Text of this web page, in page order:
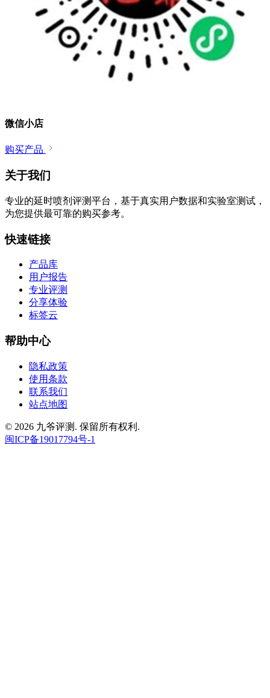
微信小店
购买产品
关于我们
专业的延时喷剂评测平台，基于真实用户数据和实验室测试，
为您提供最可靠的购买参考。
快速链接
产品库
用户报告
专业评测
分享体验
标签云
帮助中心
隐私政策
使用条款
联系我们
站点地图
© 2026 九爷评测. 保留所有权利.
闽ICP备19017794号-1